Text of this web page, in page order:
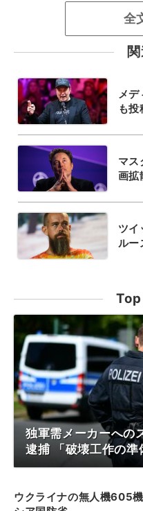
全
メ
も
マス
画拡
ツイ
ルー
独軍需メーカーへの
逮捕 「破壊工作の準
ウクライナの無人機605